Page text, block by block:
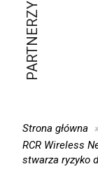
PARTNERZY
Strona główna
RCR Wireless
stwarza ryzyko